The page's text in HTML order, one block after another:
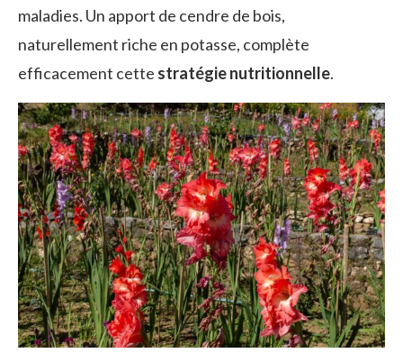
maladies. Un apport de cendre de bois,
naturellement riche en potasse, complète
efficacement cette stratégie nutritionnelle.